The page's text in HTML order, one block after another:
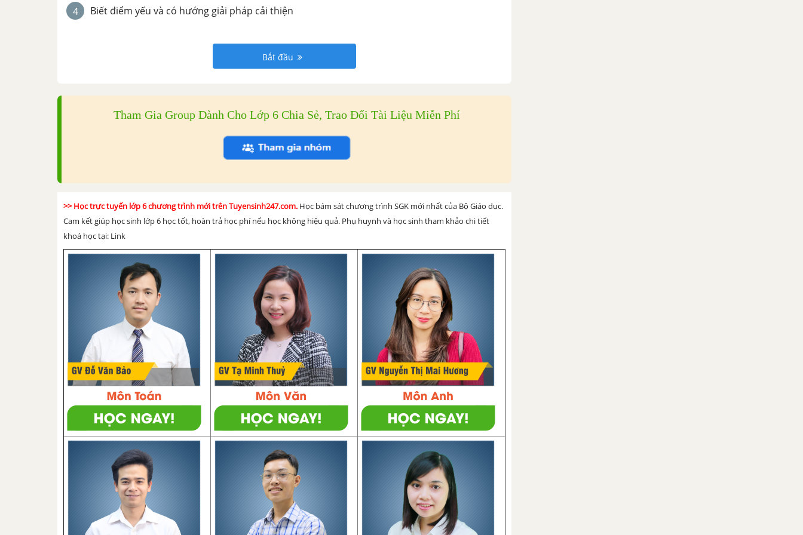
4 Biết điểm yếu và có hướng giải pháp cải thiện
Bắt đầu
Tham Gia Group Dành Cho Lớp 6 Chia Sẻ, Trao Đổi Tài Liệu Miễn Phí
>> Học trực tuyến lớp 6 chương trình mới trên Tuyensinh247.com. Học bám sát chương trình SGK mới nhất của Bộ Giáo dục.
Cam kết giúp học sinh lớp 6 học tốt, hoàn trả học phí nếu học không hiệu quả. Phụ huynh và học sinh tham khảo chi tiết
khoá học tại: Link